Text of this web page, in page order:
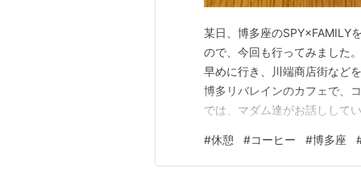
某日、博多座のSPY×FAMILY
ので、今回も行ってみました
早めに行き、川端商店街など
博多リバレインのカフェで、
では、マダム達がお話しして
日は、良いリフレッシュがで
プコーヒー あまい香りのリッ
#休憩 #コーヒー #博多座